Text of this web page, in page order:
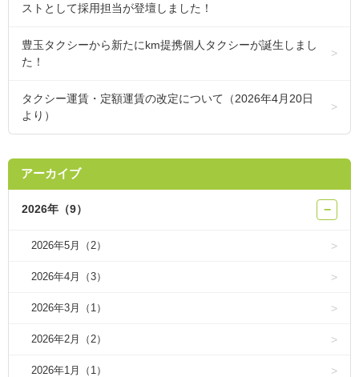
ストとして採用担当が登壇しました！
豊玉タクシーから新たにkm提携個人タクシーが誕生しまし
た！
タクシー運賃・定額運賃の改定について（2026年4月20日
より）
アーカイブ
2026年（9） −
2026年5月（2）
2026年4月（3）
2026年3月（1）
2026年2月（2）
2026年1月（1）